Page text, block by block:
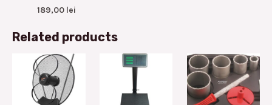
189,00 lei
Related products